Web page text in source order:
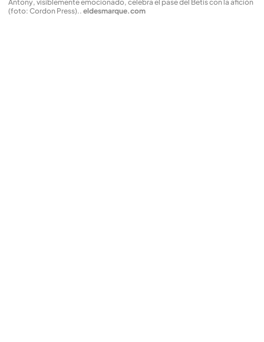
Antony, visiblemente emocionado, celebra el pase del Betis con la afición
(foto: Cordon Press).. eldesmarque.com